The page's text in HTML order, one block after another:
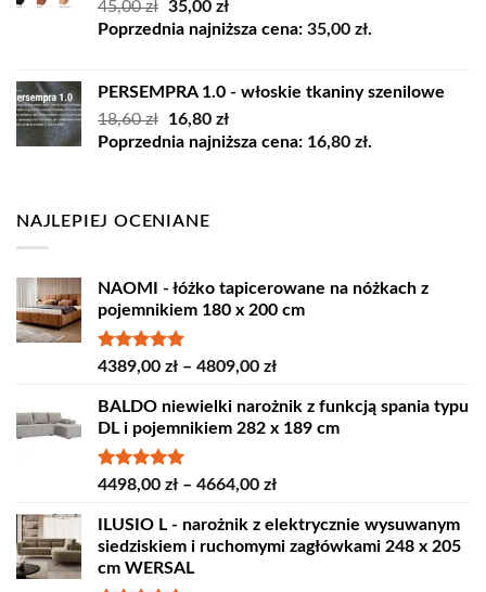
45,00zł Pierwotna
cena
35,00 złAktualna
cena
Poprzednia najniższa cena: 35,00 zł.
PERSEMPRA 1.0 - włoskie tkaniny szenilowe
18,60zł
Pierwotna
cena
16,80 złAktualna
cena
Poprzednia najniższa cena: 16,80 zł.
NAJLEPIEJ OCENIANE
NAOMI - łóżko tapicerowane na nóżkach z
pojemnikiem 180 x 200 cm
Oceniono
4389,00 zł – 4809,00 złZakres
od
4389,00 zł
4809,00 zł
BALDO niewielki narożnik z funkcją spania typu
DL i pojemnikiem 282 x 189 cm
Oceniono
4498,00 zł – 4664,00 złZakres
od
4498,00 zł
ILUSIO L - narożnik z elektrycznie wysuwanym
siedziskiem i ruchomymi zagłówkami 248 x 205
cm WERSAL